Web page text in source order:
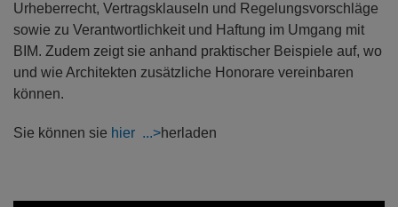
Urheberrecht, Vertragsklauseln und Regelungsvorschläge
sowie zu Verantwortlichkeit und Haftung im Umgang mit
BIM. Zudem zeigt sie anhand praktischer Beispiele auf, wo
und wie Architekten zusätzliche Honorare vereinbaren
können.
Sie können sie hier herladen